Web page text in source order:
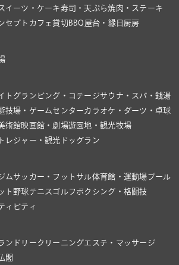
イーツ・ケーキ寿司・天ぷら焼肉・ステーキ
セプトカフェ貸切BBQ 屋台・縁日 厨房
ト グランピング・コテージサウナ・スパ・銭湯
技場・ゲームセンターカラオケ・ダーツ・卓球
術館映画館・劇場遊園地・観光牧場
レジャー・観光 ドッグラン
ム サッカー・フットサル体育館・運動場プール
ト 野球テニス ゴルフ ボクシング・格闘技
ィビティ
ンドリー クリーニングエステ・マッサージ
閣